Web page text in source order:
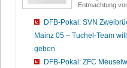
Entmachtung
DFB-Pokal: SVN
Mainz 05 – Tuchel-Team
geben
DFB-Pokal: ZFC